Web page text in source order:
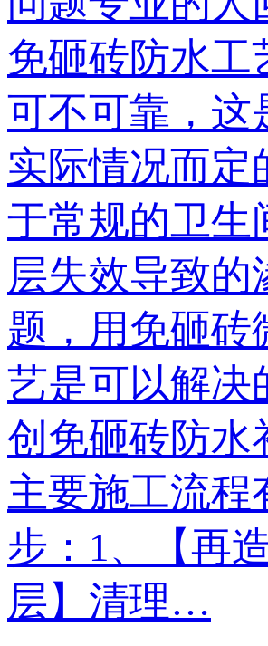
免砸砖防水工
可不可靠，这
实际情况而定
于常规的卫生
层失效导致的
题，用免砸砖
艺是可以解决
创免砸砖防水
主要施工流程
步：1、【再
层】清理…